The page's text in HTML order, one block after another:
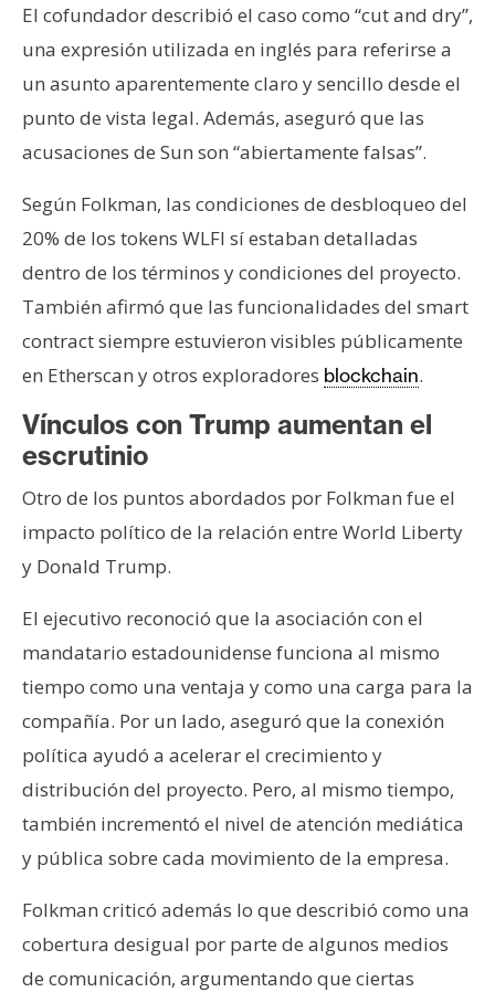
El cofundador describió el caso como “cut and dry”,
una expresión utilizada en inglés para referirse a
un asunto aparentemente claro y sencillo desde el
punto de vista legal. Además, aseguró que las
acusaciones de Sun son “abiertamente falsas”.
Según Folkman, las condiciones de desbloqueo del
20% de los tokens WLFI sí estaban detalladas
dentro de los términos y condiciones del proyecto.
También afirmó que las funcionalidades del smart
contract siempre estuvieron visibles públicamente
en Etherscan y otros exploradores blockchain.
Vínculos con Trump aumentan el
escrutinio
Otro de los puntos abordados por Folkman fue el
impacto político de la relación entre World Liberty
y Donald Trump.
El ejecutivo reconoció que la asociación con el
mandatario estadounidense funciona al mismo
tiempo como una ventaja y como una carga para la
compañía. Por un lado, aseguró que la conexión
política ayudó a acelerar el crecimiento y
distribución del proyecto. Pero, al mismo tiempo,
también incrementó el nivel de atención mediática
y pública sobre cada movimiento de la empresa.
Folkman criticó además lo que describió como una
cobertura desigual por parte de algunos medios
de comunicación, argumentando que ciertas